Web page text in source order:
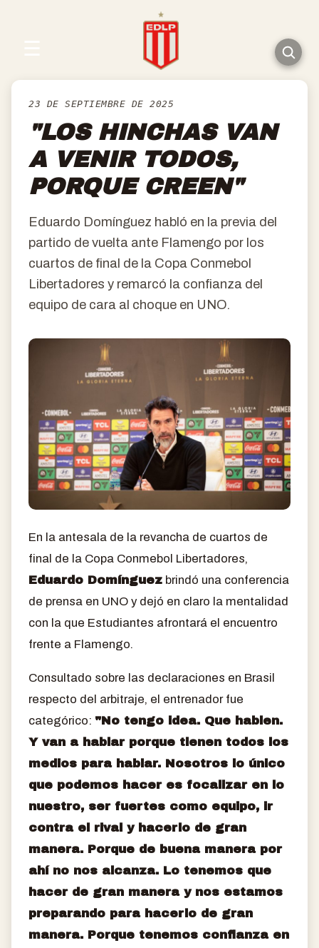
23 DE SEPTIEMBRE DE 2025
"LOS HINCHAS VAN
A VENIR TODOS,
PORQUE CREEN"
Eduardo Domínguez habló en la previa del
partido de vuelta ante Flamengo por los
cuartos de final de la Copa Conmebol
Libertadores y remarcó la confianza del
equipo de cara al choque en UNO.
En la antesala de la revancha de cuartos de
final de la Copa Conmebol Libertadores,
Eduardo Domínguez brindó una conferencia
de prensa en UNO y dejó en claro la mentalidad
con la que Estudiantes afrontará el encuentro
frente a Flamengo.
Consultado sobre las declaraciones en Brasil
respecto del arbitraje, el entrenador fue
categórico: "No tengo idea. Que hablen.
Y van a hablar porque tienen todos los
medios para hablar. Nosotros lo único
que podemos hacer es focalizar en lo
nuestro, ser fuertes como equipo, ir
contra el rival y hacerlo de gran
manera. Porque de buena manera por
ahí no nos alcanza. Lo tenemos que
hacer de gran manera y nos estamos
preparando para hacerlo de gran
manera. Porque tenemos confianza en